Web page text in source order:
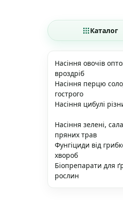
Каталог
Насіння овочів
вроздріб
Насіння перцю
гострого
Насіння цибулі
Насіння зелені,
пряних трав
Фунгіциди від
хвороб
Біопрепарати для
рослин